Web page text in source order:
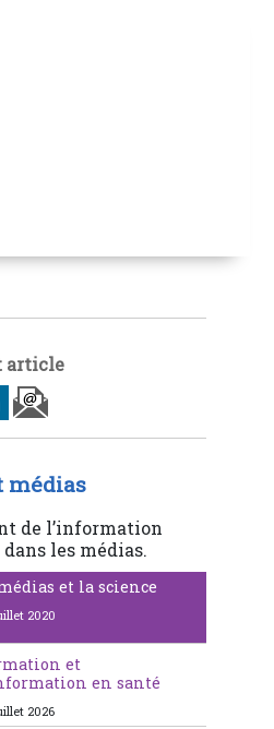
article
médias
de l’information
les médias.
et la science
2020
et
en santé
2026